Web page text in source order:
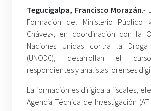
Tegucigalpa, Francisco Morazán .-
Formación del Ministerio Público
Chávez», en coordinación con la
Naciones Unidas contra la
(UNODC), desarrollan el
respondientes y analistas forenses
La formación es dirigida a fiscales,
Agencia Técnica de Investigación